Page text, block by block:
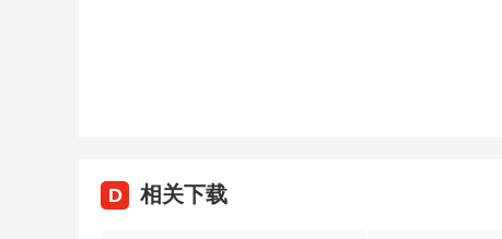
D 相关下载